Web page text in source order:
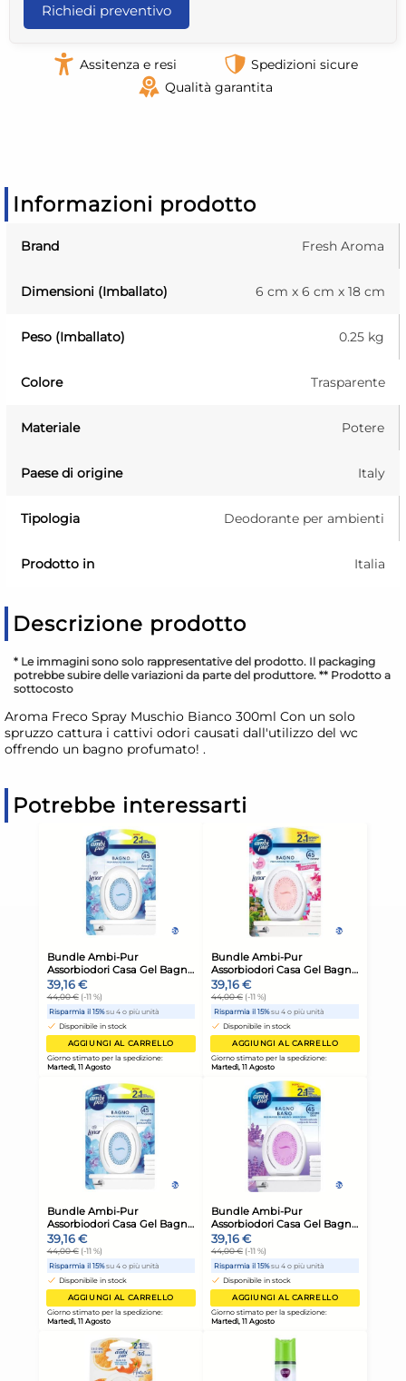
Richiedi preventivo
Assitenza e resi
Spedizioni sicure
Qualità garantita
Informazioni prodotto
Brand Fresh Aroma
Dimensioni (Imballato) 6 cm x 6 cm x 18 cm
Peso (Imballato) 0.25 kg
Colore Trasparente
Materiale Potere
Paese di origine Italy
Tipologia Deodorante per ambienti
Prodotto in Italia
Descrizione prodotto
* Le immagini sono solo rappresentative del prodotto. Il packaging
potrebbe subire delle variazioni da parte del produttore. ** Prodotto a
sottocosto
Aroma Freco Spray Muschio Bianco 300ml Con un solo
spruzzo cattura i cattivi odori causati dall'utilizzo del wc
offrendo un bagno profumato! .
Potrebbe interessarti